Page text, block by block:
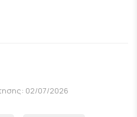
02/07/2026